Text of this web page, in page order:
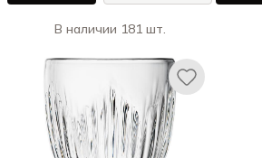
В наличии 181 шт.